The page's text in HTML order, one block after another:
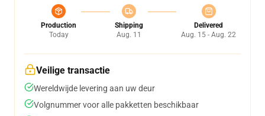
Production
Today
Shipping
Aug. 11
Delivered
Aug. 15 - Aug. 22
Veilige transactie
Wereldwijde levering aan uw deur
Volgnummer voor alle pakketten beschikbaar